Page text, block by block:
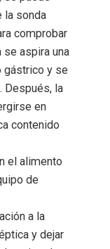
la sonda
comprobar
se aspira una
gástrico y se
Después, la
en
contenido
el alimento
de
a la
y dejar